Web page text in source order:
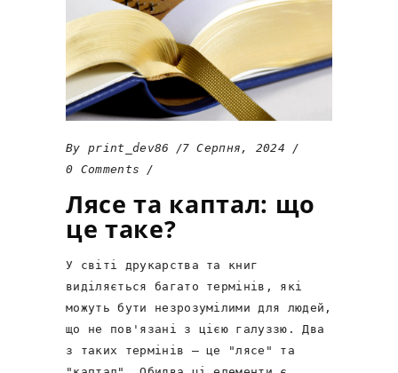
By print_dev86
7 Серпня, 2024
0 Comments
Лясе та каптал: що
це таке?
У світі друкарства та книг
виділяється багато термінів, які
можуть бути незрозумілими для людей,
що не пов'язані з цією галуззю. Два
з таких термінів – це "лясе" та